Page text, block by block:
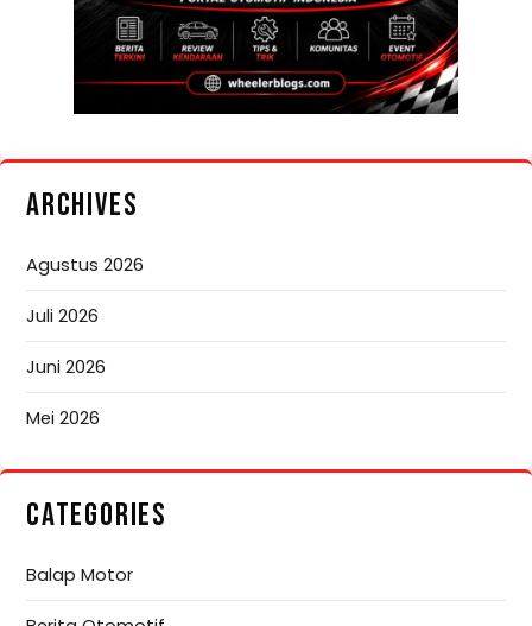
ARCHIVES
Agustus 2026
Juli 2026
Juni 2026
Mei 2026
CATEGORIES
Balap Motor